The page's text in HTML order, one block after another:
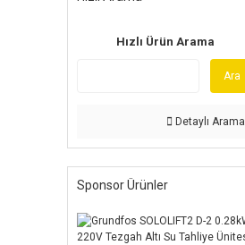
Hızlı Ürün Arama
Ara
Detaylı Arama
Sponsor Ürünler